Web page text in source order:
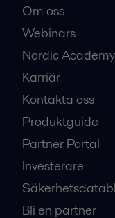
Om oss
Webinars
Nordic Academy
Karriär
Kontakta oss
Produktguide
Partner Portal
Investerare
Bli en partner